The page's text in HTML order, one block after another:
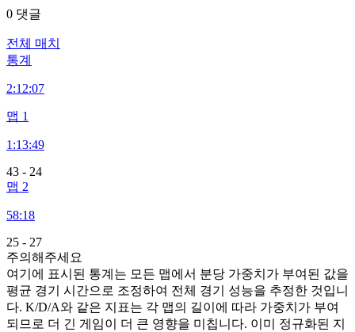
0 댓글
전체 매치
통계
2:12:07
맵 1
1:13:49
43 - 24
맵 2
58:18
25 - 27
주의해주세요
여기에 표시된 통계는 모든 맵에서 분당 가중치가 부여된 값을
평균 경기 시간으로 조정하여 전체 경기 성능을 추정한 것입니
다. K/D/A와 같은 지표는 각 맵의 길이에 따라 가중치가 부여
되므로 더 긴 게임이 더 큰 영향을 미칩니다. 이미 정규화된 지